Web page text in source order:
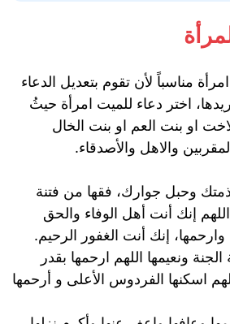
مناسباً لأن تقوم بتعديل الدعاء
اختر دعاء للميت امرأة حيثُ
او بنت العم او بنت الخال
والاهل والأصدقاء.
وحبل جوارك، فقها من فتنة
اللهم إنك أنت أهل الوفاء والحق
وارحمها، إنك أنت الغفور الرحيم.
ونعيمها اللهم ارحمها بقدر
اسكنها الفردوس الأعلى و أرحمها